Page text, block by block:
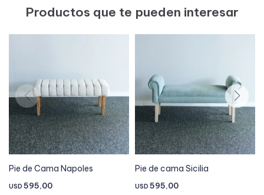
Productos que te pueden interesar
Pie de Cama Napoles
USD 595,00
Pie de cama Sicilia
USD 595,00